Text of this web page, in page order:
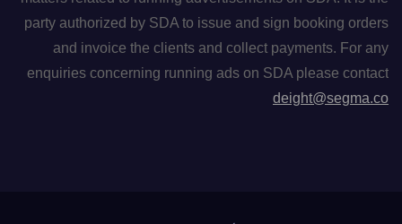
party authorized by SDA to issue and sign booking orders
and invoice the clients and collect payments. For any
enquiries concerning running ads on SDA please contact
deight@segma.co